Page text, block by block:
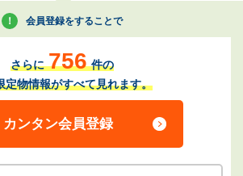
会員登録をすることで
さらに 756 件の
定物情報がすべて見れます。
カンタン会員登録